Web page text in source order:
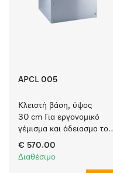
APCL 005
Κλειστή βάση, ύψος
30 cm Για εργονομικό
γέμισμα και άδειασμα του
πλυντηρίου ρούχων και
του στεγνωτηρίου.
€ 570.00
Διαθέσιμο